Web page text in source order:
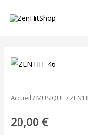
Accueil / MUSIQUE /
20,00 €
quantité
46